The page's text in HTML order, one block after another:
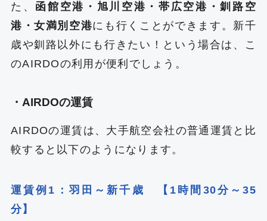
た、 函館空港・旭川空港・帯広空港・釧路空
港・女満別空港にも行くことができます。新千
歳や釧路以外にも行きたい！という場合は、こ
のAIRDOの利用が便利でしょう。
・AIRDOの運賃
AIRDOの運賃は、大手航空会社の普通運賃と比
較すると以下のようになります。
運賃例1：羽田～新千歳 【1時間30分～35
分】